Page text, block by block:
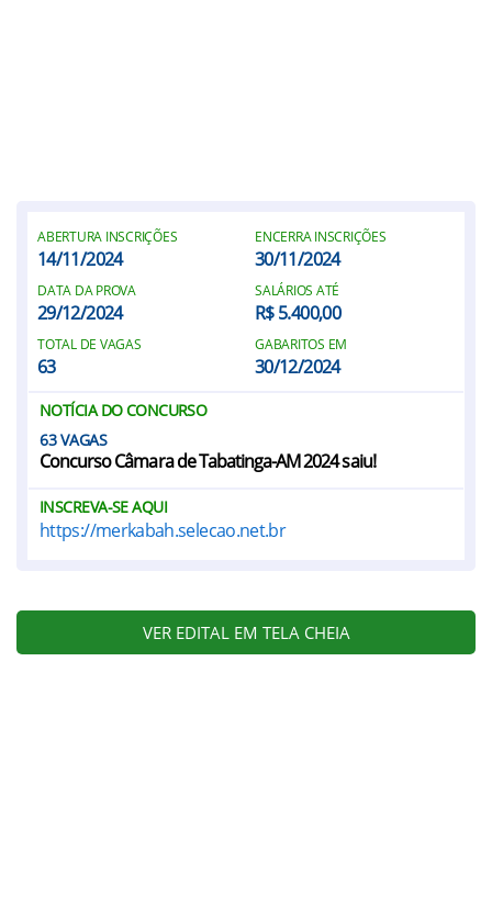
ABERTURA INSCRIÇÕES
14/11/2024
ENCERRA INSCRIÇÕES
30/11/2024
DATA DA PROVA
29/12/2024
SALÁRIOS ATÉ
R$ 5.400,00
TOTAL DE VAGAS
63
GABARITOS EM
30/12/2024
NOTÍCIA DO CONCURSO
63
Concurso Câmara de Tabatinga-AM 2024 saiu!
INSCREVA-SE AQUI
https://merkabah.selecao.net.br
VER EDITAL EM TELA CHEIA